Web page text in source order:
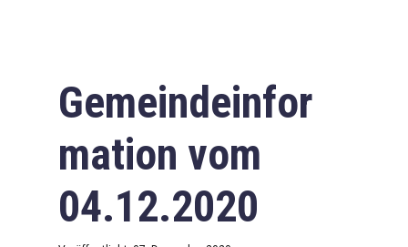
Gemeindeinfor
mation vom
04.12.2020